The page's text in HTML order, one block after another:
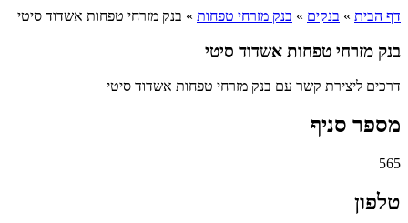
דף הבית » בנקים » בנק מזרחי טפחות » בנק מזרחי טפחות אשדוד סיטי
בנק מזרחי טפחות אשדוד סיטי
דרכים ליצירת קשר עם בנק מזרחי טפחות אשדוד סיטי
מספר סניף
565
טלפון